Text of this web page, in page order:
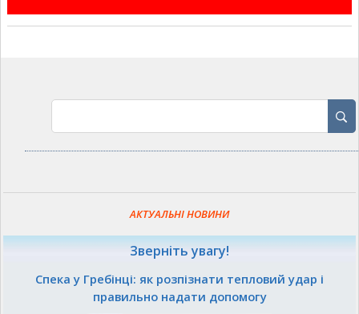
АКТУАЛЬНІ НОВИНИ
Зверніть увагу!
Спека у Гребінці: як розпізнати тепловий удар і
правильно надати допомогу